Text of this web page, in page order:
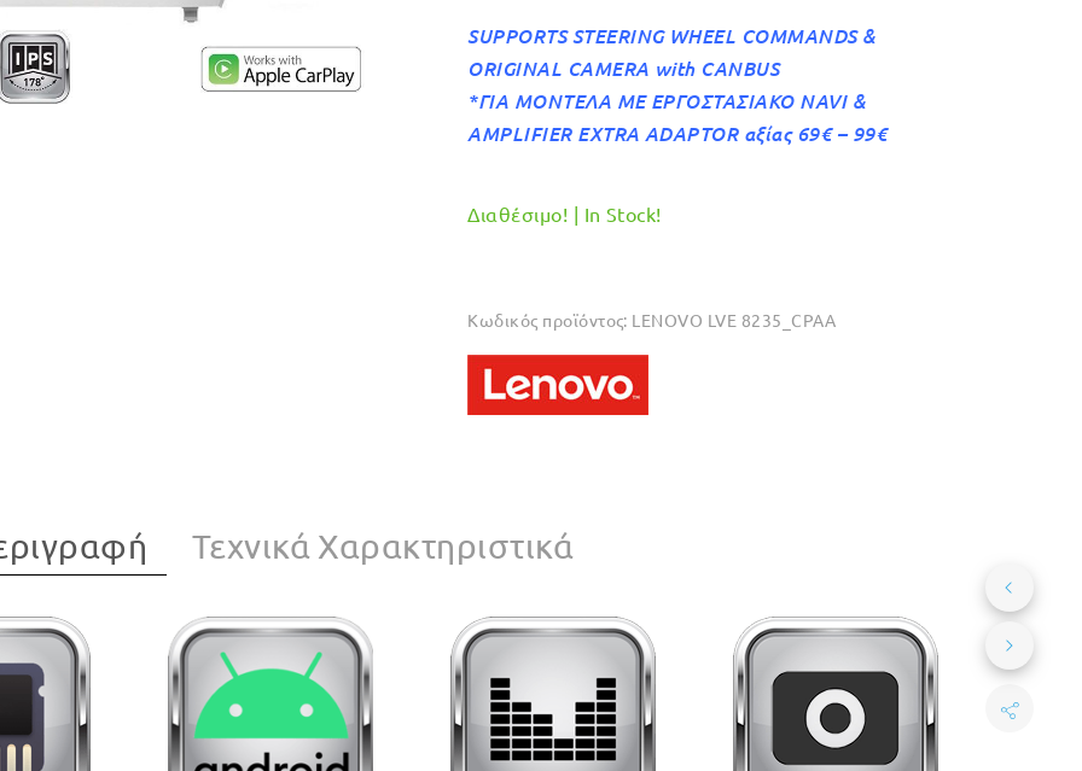
SUPPORTS STEERING WHEEL COMMANDS &
ORIGINAL CAMERA with CANBUS
*ΓΙΑ ΜΟΝΤΕΛΑ ΜΕ ΕΡΓΟΣΤΑΣΙΑΚΟ NAVI &
AMPLIFIER EXTRA ADAPTOR αξίας 69€ – 99€
Διαθέσιμο! | In Stock!
Κωδικός προϊόντος: LENOVO LVE 8235_CPAA
Τεχνικά Χαρακτηριστικά